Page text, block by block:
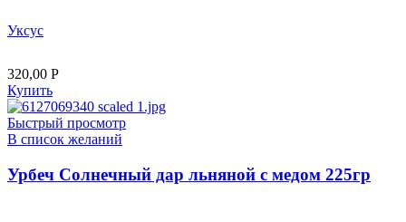
Уксус
320,00 Р
Купить
Быстрый просмотр
В список желаний
Урбеч Солнечный дар льняной с медом 225гр